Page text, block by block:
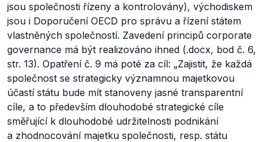
jsou společnosti řízeny a kontrolovány), východiskem
jsou i Doporučení OECD pro správu a řízení státem
vlastněných společností. Zavedení principů corporate
governance má být realizováno ihned (.docx, bod č. 6,
str. 13). Opatření č. 9 má poté za cíl: „Zajistit, že každá
společnost se strategicky významnou majetkovou
účastí státu bude mít stanoveny jasné transparentní
cíle, a to především dlouhodobé strategické cíle
směřující k dlouhodobé udržitelnosti podnikání
a zhodnocování majetku společnosti, resp. státu